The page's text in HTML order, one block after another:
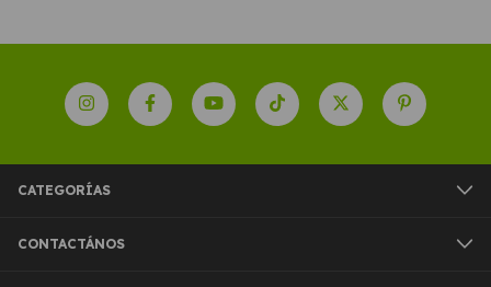
CATEGORÍAS
CONTACTÁNOS